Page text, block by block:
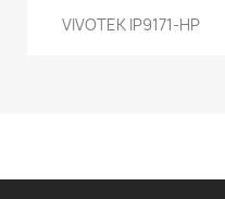
VIVOTEK IP9171-HP